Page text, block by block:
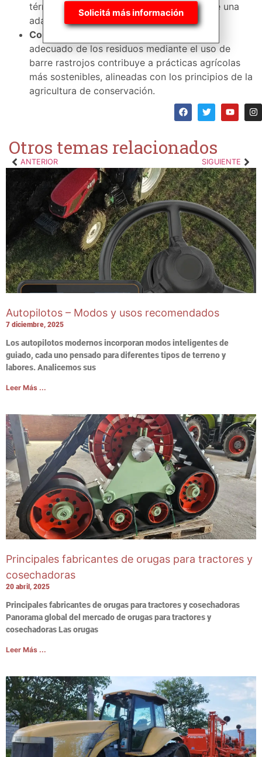
términos de altura y ángulo, lo que permite una
adaptación óptima a diversas situaciones.
Consideraciones Ambientales
adecuado de los residuos mediante el uso de
barre rastrojos contribuye a prácticas agrícolas
más sostenibles, alineadas con los principios de la
agricultura de conservación.
Otros temas relacionados
ANTERIOR SIGUIENTE
Autopilotos – Modos y usos recomendados
7 diciembre, 2025
Los autopilotos modernos incorporan modos inteligentes de
guiado, cada uno pensado para diferentes tipos de terreno y
labores. Analicemos sus
Leer Más ...
Principales fabricantes de orugas para tractores y
cosechadoras
20 abril, 2025
Principales fabricantes de orugas para tractores y cosechadoras
Panorama global del mercado de orugas para tractores y
cosechadoras Las orugas
Leer Más ...
Solicitá más información